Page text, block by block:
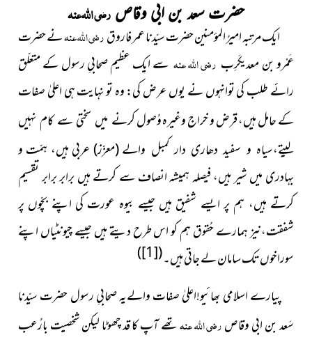
حضرت سعد بن ابی وقاص رضی اللہ عنہ
ایک مرتبہ امیرُ المؤمنین حضرت سیّدنا عمر فاروقرضی اللہ عنہنےحضرت
عَمْرو بن معدیکَرِب رضی اللہ عنہ سے ایک عظیم صحابیِ رسول کے متعلّق
رائے طلب کی توانہوں نے یوں عرض کی: وہ تو نہایت ہی اعلیٰ صفات
کے حامل ہیں، قرض و خراج وغیرہ وُصولکرنے میں سختی سے کام نہیں
لیتے،سیاہ و سفید دھاری دار کمبل والے(معزّز) عربی ہیں، ہمّت و
بہادری میں شیر ہیں، فیصلہ ہمیشہ انصاف سے کرتے ہیں برابر برابر تقسیم
کرتے ہیں، ہم پر ایسے شفیق ہیں جیسے بیوہ عورت کی اپنے بچّوں پر
شفقت،نیز ہمارے حُقوق ہم کو اس طرح دیتے ہیں جیسے چیونٹیاں اپنے
سوراخوں تک سامان لے جاتی ہیں۔(
[1]
)
پیارے اسلامی بھائیو!اعلیٰ صفات والےیہ صحابیِ رسول حضرتسیّدنا
سَعد بن ابی وقاصرضی اللہ عنہتھے آپ کا قد چھوٹا لیکن شخصیت بارُعب